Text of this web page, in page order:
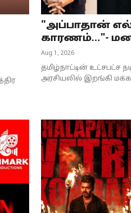
"அப்பாதான்
காரணம்..."-
Aug 1, 2026
தமிழ்நாட்டின் உட்சபட்ச
அரசியலில் இறங்கி